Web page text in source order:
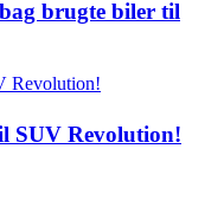
brugte biler til
SUV Revolution!